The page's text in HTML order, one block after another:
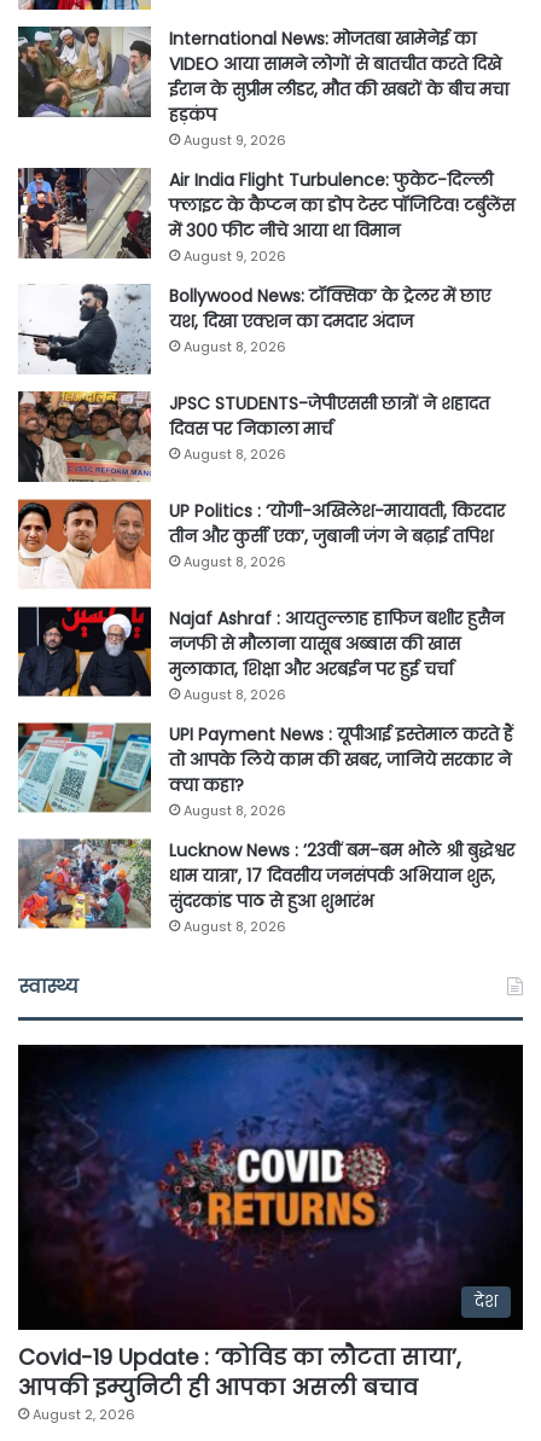
International News: मोजतबा खामेनेई का
VIDEO आया सामने लोगों से बातचीत करते दिखे
ईरान के सुप्रीम लीडर, मौत की खबरों के बीच मचा
हड़कंप
August 9, 2026
Air India Flight Turbulence: फुकेट-दिल्ली
फ्लाइट के कैप्टन का डोप टेस्ट पॉजिटिव! टर्बुलेंस
में 300 फीट नीचे आया था विमान
August 9, 2026
Bollywood News: टॉक्सिक’ के ट्रेलर में छाए
यश, दिखा एक्शन का दमदार अंदाज
August 8, 2026
JPSC STUDENTS-जेपीएससी छात्रों ने शहादत
दिवस पर निकाला मार्च
August 8, 2026
UP Politics : ‘योगी-अखिलेश-मायावती, किरदार
तीन और कुर्सी एक’, जुबानी जंग ने बढ़ाई तपिश
August 8, 2026
Najaf Ashraf : आयतुल्लाह हाफिज बशीर हुसैन
नजफी से मौलाना यासूब अब्बास की खास
मुलाकात, शिक्षा और अरबईन पर हुई चर्चा
August 8, 2026
UPI Payment News : यूपीआई इस्तेमाल करते हैं
तो आपके लिये काम की खबर, जानिये सरकार ने
क्या कहा?
August 8, 2026
Lucknow News : ’23वीं बम-बम भोले श्री बुद्धेश्वर
धाम यात्रा’, 17 दिवसीय जनसंपर्क अभियान शुरू,
सुंदरकांड पाठ से हुआ शुभारंभ
August 8, 2026
स्वास्थ्य
देश
Covid-19 Update : ‘कोविड का लौटता साया’,
आपकी इम्युनिटी ही आपका असली बचाव
August 2, 2026